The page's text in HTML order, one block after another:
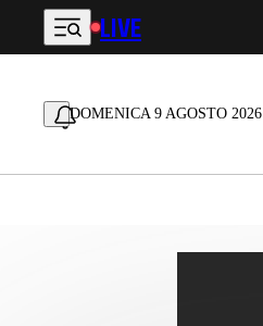
Vai al contenuto principale
LIVE
DOMENICA 9 AGOSTO 2026